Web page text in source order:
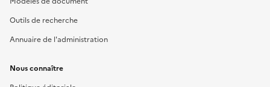
Outils de recherche
Annuaire de l'administration
Nous connaître